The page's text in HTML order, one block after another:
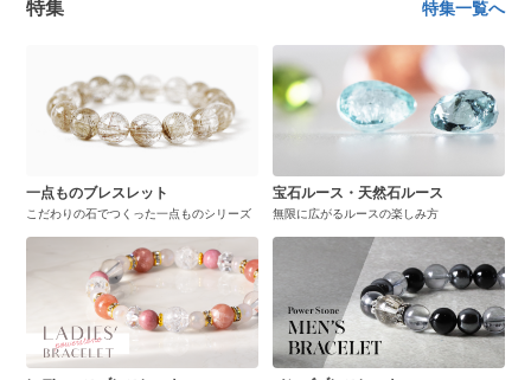
特集 特集一覧へ
一点ものブレスレット
こだわりの石でつくった一点ものシリーズ
宝石ルース・天然石ルース
無限に広がるルースの楽しみ方